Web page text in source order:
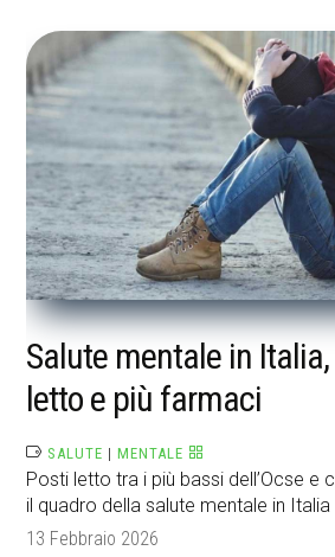
Salute mentale in
letto e più farmaci
SALUTE |MENTALE
Posti letto tra i più bassi dell’Ocse e
il quadro della salute mentale in Italia
13 Febbraio 2026